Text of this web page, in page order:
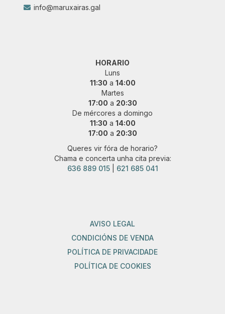
info@maruxairas.gal
HORARIO
Luns
11:30 a 14:00
Martes
17:00 a 20:30
De mércores a domingo
11:30 a 14:00
17:00 a 20:30
Queres vir fóra de horario?
Chama e concerta unha cita previa:
636 889 015| 621 685 041
AVISO LEGAL
CONDICIÓNS DE VENDA
POLÍTICA DE PRIVACIDADE
POLÍTICA DE COOKIES